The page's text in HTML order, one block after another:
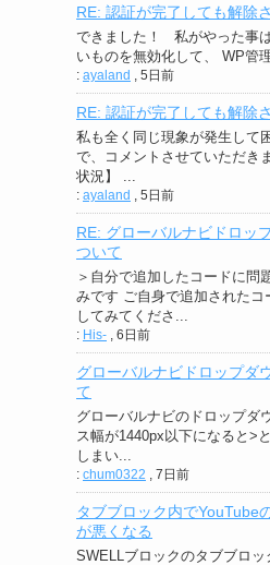
RE: 認証が完了しても解除
できました！ 私がやった事
いものを無効化して、 WP管
: ayaland 5日前
RE: 認証が完了しても解除
私も全く同じ現象が発生して
で、コメントさせていただき
状況】 ...
: ayaland 5日前
RE: グローバルナビドロッ
ついて
＞自分で追加したコードに問
みです ご自身で追加されたコ
してみてくださ...
: His- 6日前
グローバルナビドロップダ
て
グローバルナビのドロップダ
ス幅が1440px以下になると>
しまい...
: chum0322 7日前
タブブロック内でYouTube
が悪くなる
SWELLブロックのタブブロッ